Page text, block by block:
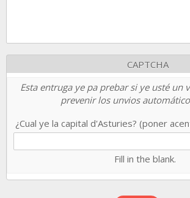
CAPTCHA
Esta entruga ye pa prebar si ye usté un
prevenir los unvios
¿Cual ye la capital d'Asturies? (poner
Fill in the blank.